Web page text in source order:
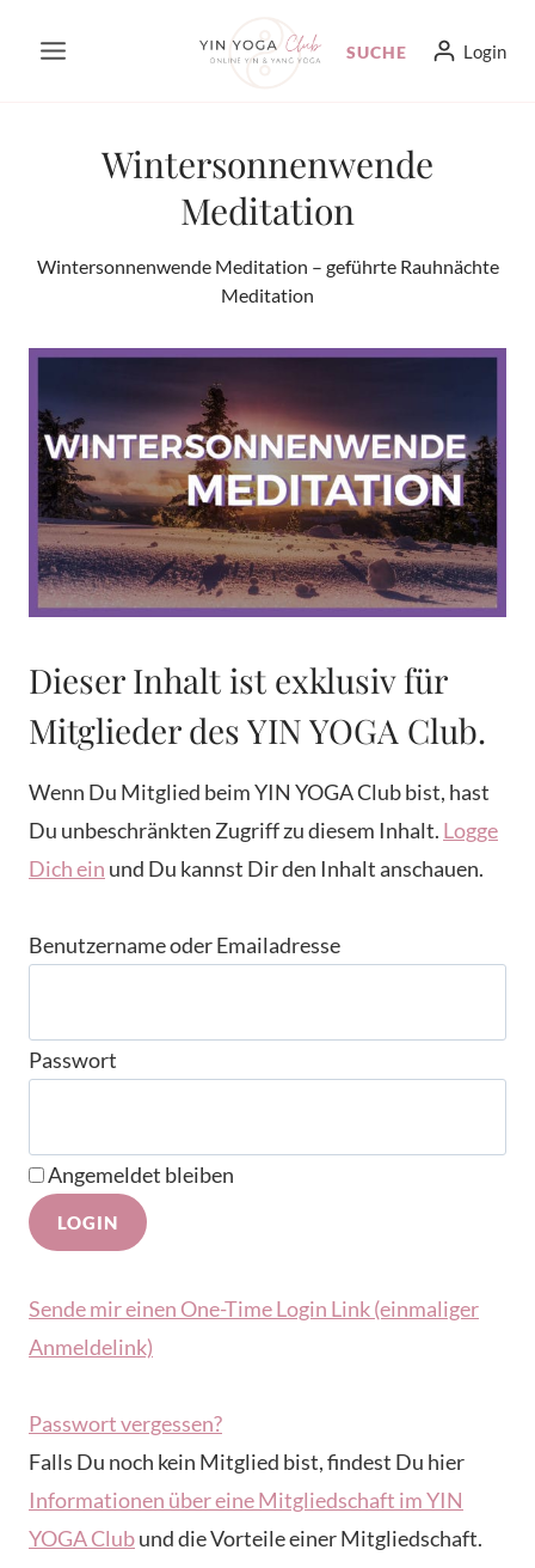
Inhalt
SUCHE Login
Wintersonnenwende
Meditation
Wintersonnenwende Meditation – geführte Rauhnächte
Meditation
Dieser Inhalt ist exklusiv für
Mitglieder des YIN YOGA Club.
Wenn Du Mitglied beim YIN YOGA Club bist, hast
Du unbeschränkten Zugriff zu diesem Inhalt. Logge
Dich ein und Du kannst Dir den Inhalt anschauen.
Benutzername oder Emailadresse
Passwort
Angemeldet bleiben
Sende mir einen One-Time Login Link (einmaliger
Anmeldelink)
Passwort vergessen?
Falls Du noch kein Mitglied bist, findest Du hier
Informationen über eine Mitgliedschaft im YIN
YOGA Clubund die Vorteile einer Mitgliedschaft.